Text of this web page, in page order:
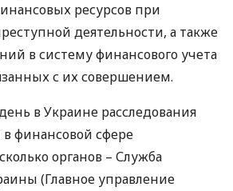
ресурсов при
деятельности, а также
в систему финансового учета
с их совершением.
в Украине расследования
финансовой сфере
органов – Служба
(Главное управление